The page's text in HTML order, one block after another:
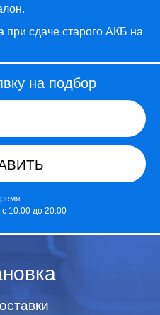
при сдаче старого АКБ на
на подбор
10:00 до 20:00